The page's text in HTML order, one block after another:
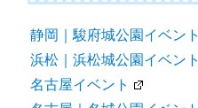
静岡｜駿府城公園イベント
浜松｜浜松城公園イベント
名古屋イベント